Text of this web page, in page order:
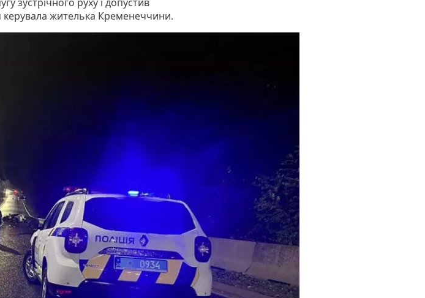
зустрічного руху і допустив
керувала жителька Кременеччини.